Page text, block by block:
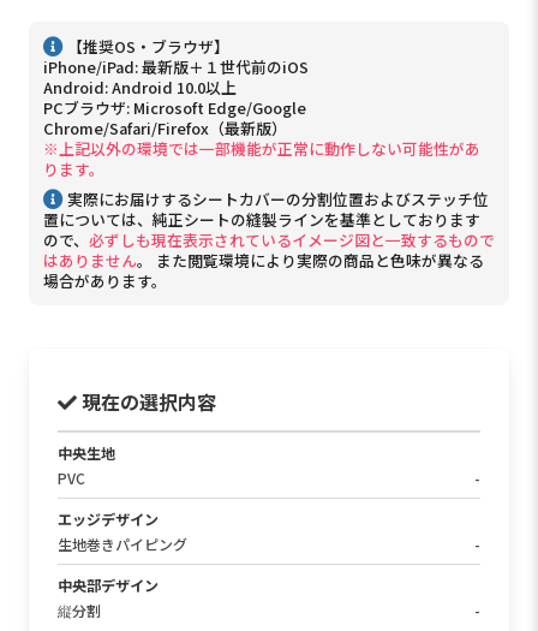
【推奨OS・ブラウザ】
iPhone/iPad: 最新版＋１世代前のiOS
Android: Android 10.0以上
PCブラウザ: Microsoft Edge/Google
Chrome/Safari/Firefox（最新版）
※上記以外の環境では一部機能が正常に動作しない可能性があ
ります。
実際にお届けするシートカバーの分割位置およびステッチ位
置については、純正シートの縫製ラインを基準としております
ので、 必ずしも現在表示されているイメージ図と一致するもので
はありません。 また閲覧環境により実際の商品と色味が異なる
場合があります。
現在の選択内容
中央生地
PVC
-
エッジデザイン
生地巻きパイピング
-
中央部デザイン
縦分割
-